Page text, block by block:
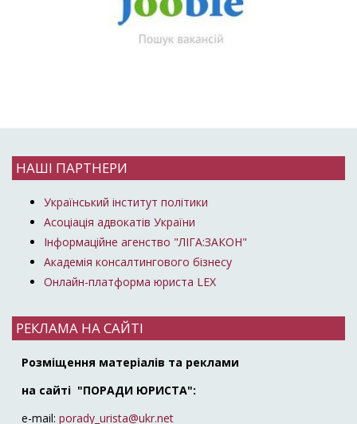
НАШІ ПАРТНЕРИ
Український інститут політики
Асоціація адвокатів України
Інформаційне агенство "ЛІГА:ЗАКОН"
Академія консалтингового бізнесу
Онлайн-платформа юриста LEX
РЕКЛАМА НА САЙТІ
Розміщення матеріалів та реклами
на сайті "ПОРАДИ ЮРИСТА":
e-mail: porady_urista@ukr.net